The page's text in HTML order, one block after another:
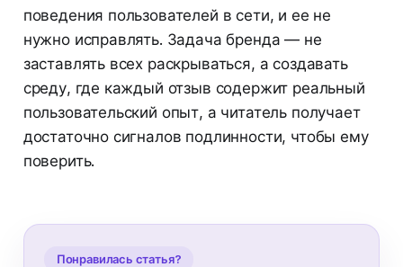
поведения пользователей в сети, и ее не
нужно исправлять. Задача бренда — не
заставлять всех раскрываться, а создавать
среду, где каждый отзыв содержит реальный
пользовательский опыт, а читатель получает
достаточно сигналов подлинности, чтобы ему
поверить.
Понравилась статья?